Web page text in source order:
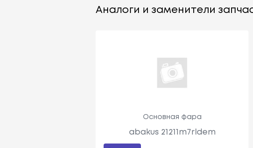
Аналоги и заменители
Основная фара
abakus 21211m7rldem